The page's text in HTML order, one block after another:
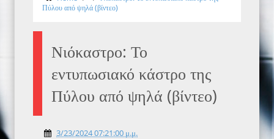
Πύλου από ψηλά (βίντεο)
Νιόκαστρο: Το
εντυπωσιακό κάστρο της
Πύλου από ψηλά (βίντεο)
3/23/2024 07:21:00 μ.μ.